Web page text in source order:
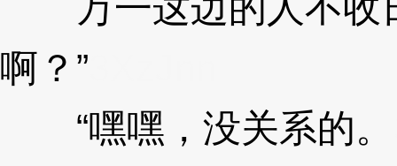
啊？”
“嘿嘿，没关系的。